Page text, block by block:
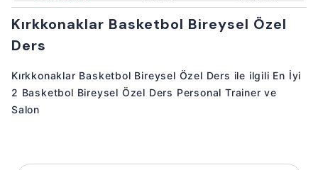
Kırkkonaklar Basketbol Bireysel Özel
Ders
Kırkkonaklar Basketbol Bireysel Özel Ders ile ilgili En İyi
2 Basketbol Bireysel Özel Ders Personal Trainer ve
Salon